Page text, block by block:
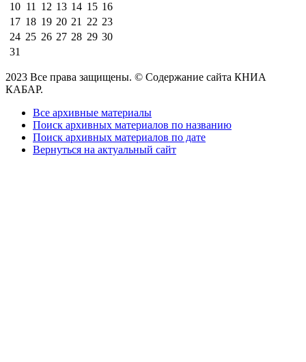
10 11 12 13 14 15 16
17 18 19 20 21 22 23
24 25 26 27 28 29 30
31
2023 Все права защищены. © Содержание сайта КНИА
КАБАР.
Все архивные материалы
Поиск архивных материалов по названию
Поиск архивных материалов по дате
Вернуться на актуальный сайт